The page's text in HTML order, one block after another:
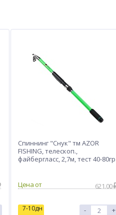
Спиннинг "Снук" тм AZOR
FISHING, телескоп.,
файбергласс, 2,7м, тест 40-80гр
Цена от 621.00
7-10дн - +